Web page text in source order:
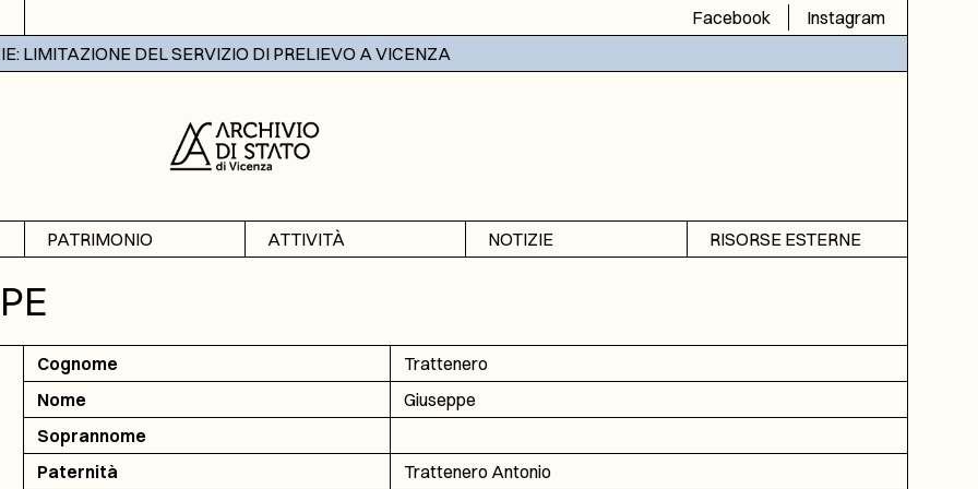
Facebook
Instagram
DEL SERVIZIO DI PRELIEVO A VICENZA
PATRIMONIO
Banche dati
ATTIVITÀ
NOTIZIE
RISORSE ESTERNE
DGA
ICAR
Cognome
Trattenero
Nome
Giuseppe
Soprannome
Paternità
Trattenero Antonio